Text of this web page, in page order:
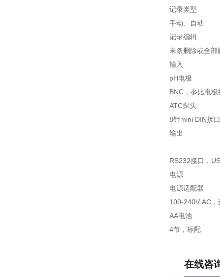
记录类型
手动、自动
记录编辑
末条删除或全部
输入
pH电极
BNC，参比电极
ATC探头
8针mini DIN接口
输出
RS232接口，
电源
电源适配器
100-240V AC，
AA电池
4节，标配
在线咨